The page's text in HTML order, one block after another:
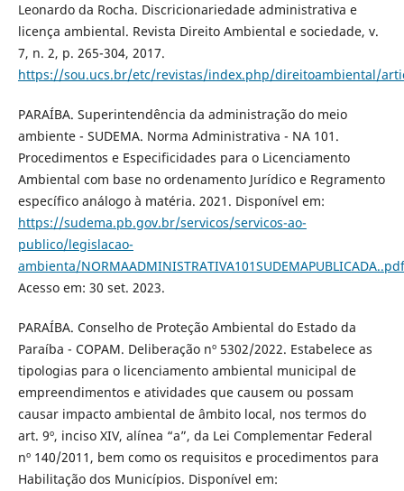
Leonardo da Rocha. Discricionariedade administrativa e
licença ambiental. Revista Direito Ambiental e sociedade, v.
7, n. 2, p. 265-304, 2017.
https://sou.ucs.br/etc/revistas/index.php/direitoambiental/
PARAÍBA. Superintendência da administração do meio
ambiente - SUDEMA. Norma Administrativa - NA 101.
Procedimentos e Especificidades para o Licenciamento
Ambiental com base no ordenamento Jurídico e Regramento
específico análogo à matéria. 2021. Disponível em:
https://sudema.pb.gov.br/servicos/servicos-ao-
publico/legislacao-
ambienta/NORMAADMINISTRATIVA101SUDEMAPUBLICADA..pdf
Acesso em: 30 set. 2023.
PARAÍBA. Conselho de Proteção Ambiental do Estado da
Paraíba - COPAM. Deliberação nº 5302/2022. Estabelece as
tipologias para o licenciamento ambiental municipal de
empreendimentos e atividades que causem ou possam
causar impacto ambiental de âmbito local, nos termos do
art. 9º, inciso XIV, alínea “a”, da Lei Complementar Federal
nº 140/2011, bem como os requisitos e procedimentos para
Habilitação dos Municípios. Disponível em: